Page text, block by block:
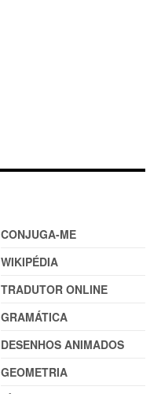
CONJUGA-ME
WIKIPÉDIA
TRADUTOR ONLINE
GRAMÁTICA
DESENHOS ANIMADOS
GEOMETRIA